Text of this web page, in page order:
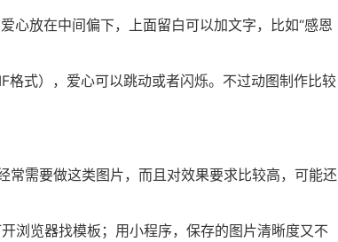
心放在中间偏下，上面留白可以加文字，比如“感恩
式），爱心可以跳动或者闪烁。不过动图制作比较
需要做这类图片，而且对效果要求比较高，可能还
浏览器找模板；用小程序，保存的图片清晰度又不